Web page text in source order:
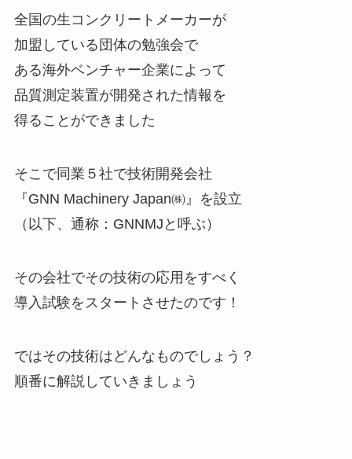
全国の生コンクリートメーカーが
加盟している団体の勉強会で
ある海外ベンチャー企業によって
品質測定装置が開発された情報を
得ることができました
そこで同業５社で技術開発会社
『GNN Machinery Japan㈱』を設立
（以下、通称：GNNMJと呼ぶ）
その会社でその技術の応用をすべく
導入試験をスタートさせたのです！
ではその技術はどんなものでしょう？
順番に解説していきましょう